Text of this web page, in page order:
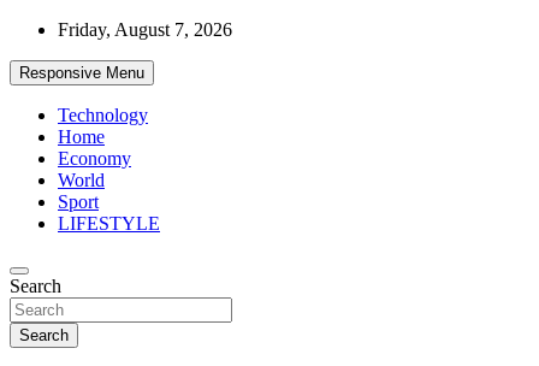
Skip
content
Friday, August 7, 2026
Responsive Menu
Technology
Home
Economy
World
Sport
LIFESTYLE
d7-news.com
News
Search
Search